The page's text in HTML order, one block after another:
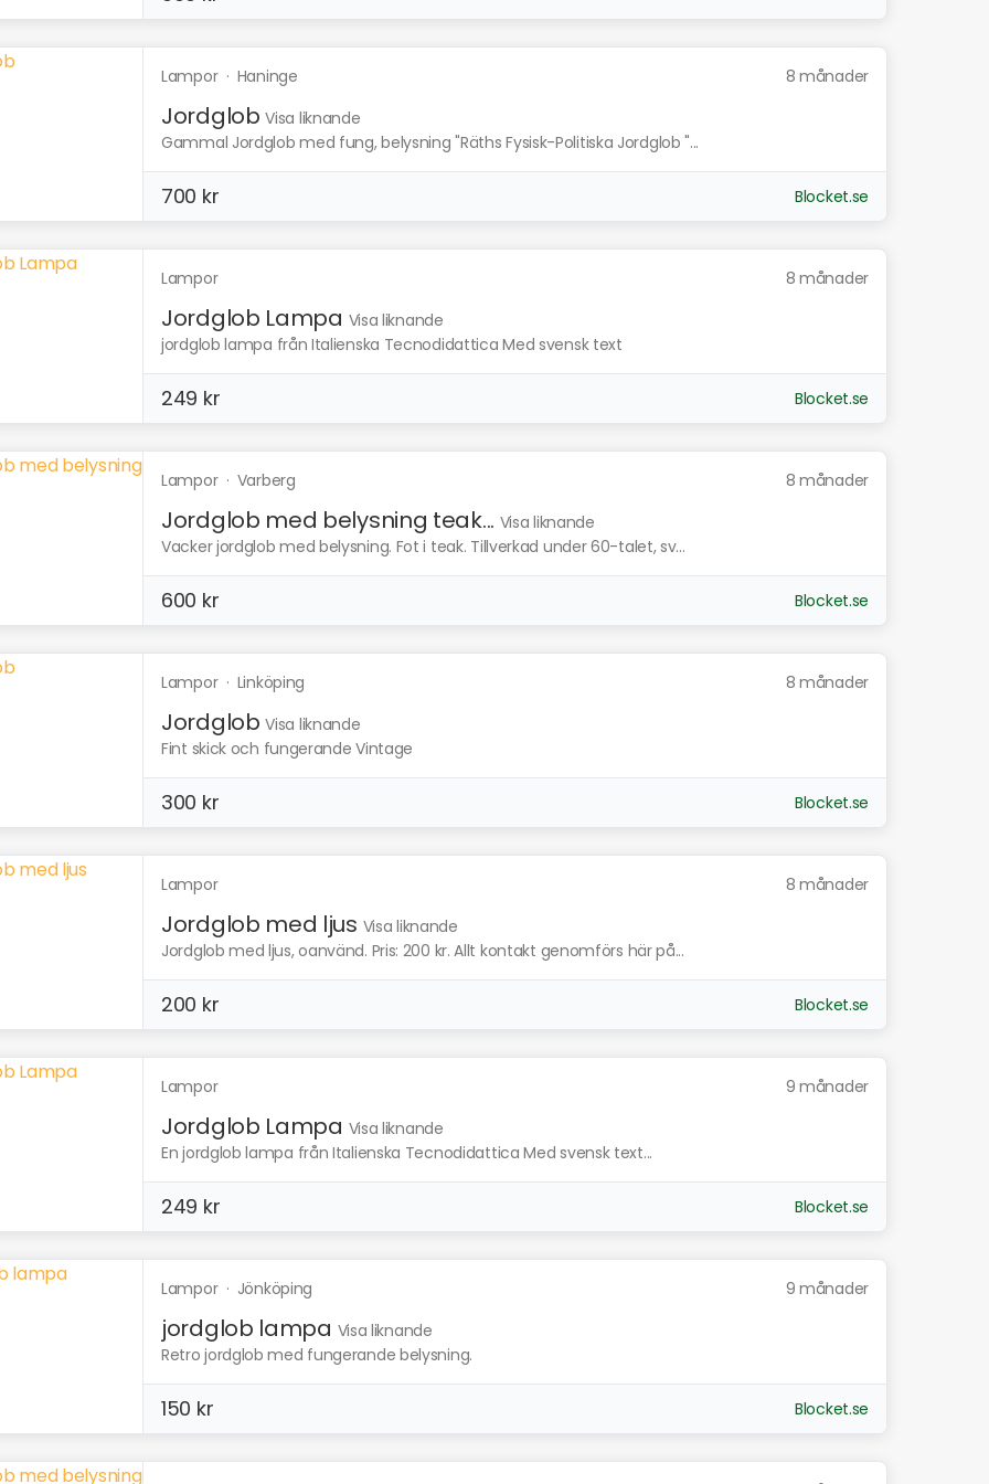
Lampor· Haninge 8 månader
Jordglob Visa liknande
Gammal Jordglob med fung, belysning "Räths Fysisk-Politiska Jordglob "...
700 kr Blocket.se
Lampor 8 månader
Jordglob Lampa Visa liknande
jordglob lampa från Italienska Tecnodidattica Med svensk text
249 kr Blocket.se
Lampor· Varberg 8 månader
Jordglob med belysning teak... Visa liknande
Vacker jordglob med belysning. Fot i teak. Tillverkad under 60-talet, sv...
600 kr Blocket.se
Lampor· Linköping 8 månader
Jordglob Visa liknande
Fint skick och fungerande Vintage
300 kr Blocket.se
Lampor 8 månader
Jordglob med ljus Visa liknande
Jordglob med ljus, oanvänd. Pris: 200 kr. Allt kontakt genomförs här på...
200 kr Blocket.se
Lampor 9 månader
Jordglob Lampa Visa liknande
En jordglob lampa från Italienska Tecnodidattica Med svensk text...
249 kr Blocket.se
Lampor· Jönköping 9 månader
jordglob lampa Visa liknande
Retro jordglob med fungerande belysning.
150 kr Blocket.se